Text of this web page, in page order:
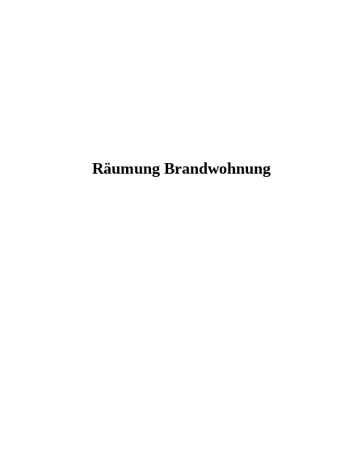
Räumung Brandwohnung